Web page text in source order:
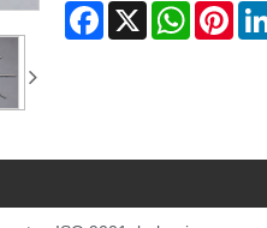
Facebook
X WhatsApp